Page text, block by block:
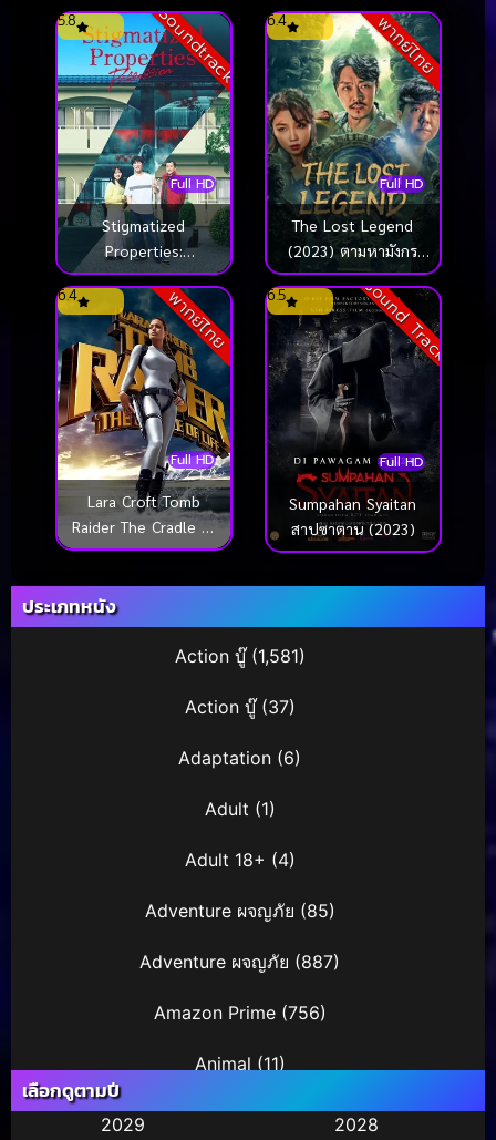
Soundtrack
Full HD
5.8
Stigmatized
Properties:
Possession (2025) ที่
นี่มีประวัติ: คนดีผีสิง
พากย์ไทย
Full HD
6.4
The Lost Legend
(2023) ตามหามังกร
ประตูแห่งชีวิตและความ
ตาย
พากย์ไทย
Full HD
6.4
Lara Croft Tomb
Raider The Cradle of
Life ลาร่า ครอฟท์ ทูม
ปริศนา (2003)
Sound Track
Full HD
6.5
Sumpahan Syaitan
สาปซาตาน (2023)
ประเภทหนัง
Action บู๊(1,581)
Action บู๊(37)
Adaptation (6)
Adult (1)
Adult 18+ (4)
Adventure ผจญภัย (85)
Adventure ผจญภัย (887)
Amazon Prime(756)
Animal (11)
Animation การ์ตูน(29)
เลือกดูตามปี
2029
2028